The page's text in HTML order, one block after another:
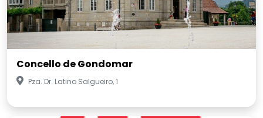
Concello de Gondomar
Pza. Dr. Latino Salgueiro, 1